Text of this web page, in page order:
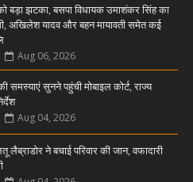
बड़ा झटका, बसपा विधायक उमाशंकर सिंह का
अखिलेश यादव और बहन मायावती समेत कई
Aug 06, 2026
समस्याएं सुनने पहुंची मोबाइल कोर्ट, राज्य
Aug 04, 2026
ने बचाई परिवार की जान, वफादारी